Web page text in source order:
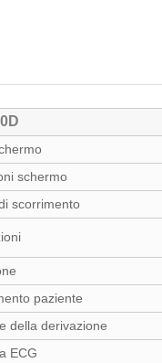
schermo
scorrimento
paziente
della derivazione
ECG